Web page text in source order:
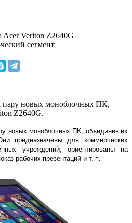
Acer Veriton Z2640G
сегмент
пару новых моноблочных ПК,
Z2640G.
новых моноблочных ПК, объединив их
предназначены для коммерческих
учреждений, ориентированы на
рабочих презентаций и т. п.